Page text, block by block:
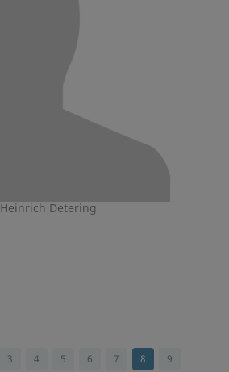
Heinrich Detering
3 4 5 6 7 8
9